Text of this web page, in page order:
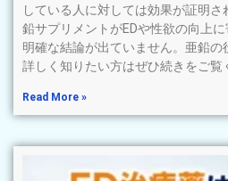
している人に対しては効果が証明
鉛サプリメントがEDや性欲の向上
明確な結論が出ていません。亜鉛の
詳しく知りたい方はぜひ続きをご覧
Read More »